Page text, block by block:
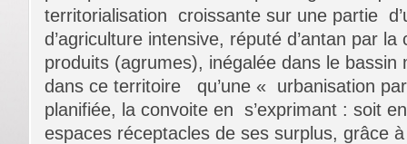
territorialisation croissante sur une partie
d’agriculture intensive, réputé d’antan par
produits (agrumes), inégalée dans le bassin
dans ce territoire qu’une « urbanisation
planifiée, la convoite en s’exprimant : soit
espaces réceptacles de ses surplus, grâce